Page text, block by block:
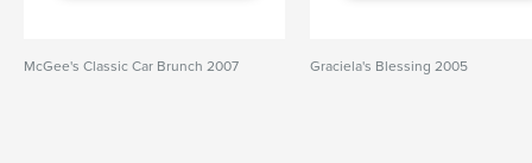
McGee's Classic Car Brunch 2007 Graciela's Blessing 2005